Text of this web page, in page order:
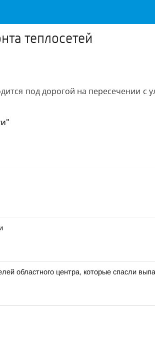
теплосетей
под дорогой на пересечении
областного центра, которые спасли